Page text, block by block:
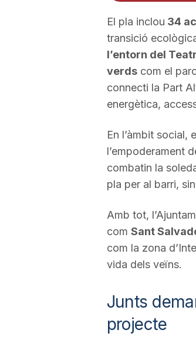
El pla inclou 34
transició
l’entorn del
verdscom el
connecti la Part
energètica,
En l’àmbit social,
l’empoderament
combatin la
pla per al barri,
Amb tot,
com Sant
com la zona
vida dels veïns.
Junts
projecte